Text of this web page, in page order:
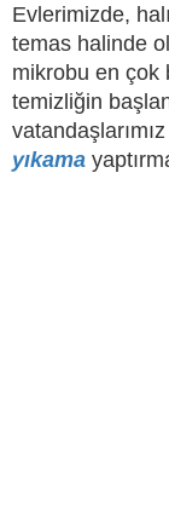
Evlerimizde,
temas halinde
mikrobu en çok
temizliğin
yıkama